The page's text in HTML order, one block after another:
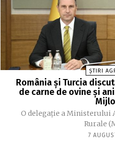
ȘTIRI
România și Turcia
de carne de ovine și
O delegație a
Rurale
7